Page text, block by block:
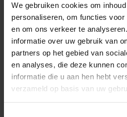
We gebruiken cookies om
personaliseren, om functies
en om ons verkeer te
informatie over uw gebruik van
partners op het gebied van
en analyses, die deze kunnen
informatie die u aan hen hebt
verzameld op basis van uw
Algemene informatie
Contactgegevens